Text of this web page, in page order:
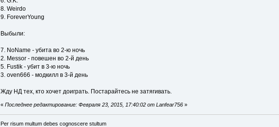
8. Weirdo
9. ForeverYoung
Выбыли:
7. NoName - убита во 2-ю ночь
2. Messor - повешен во 2-й день
5. Fustik - убит в 3-ю ночь
3. oven666 - модкилл в 3-й день
Жду НД тех, кто хочет доиграть. Постарайтесь не затягивать.
«Последнее редактирование: Февраля 23, 2015, 17:40:02 от Lanfear756 »
Per risum multum debes cognoscere stultum